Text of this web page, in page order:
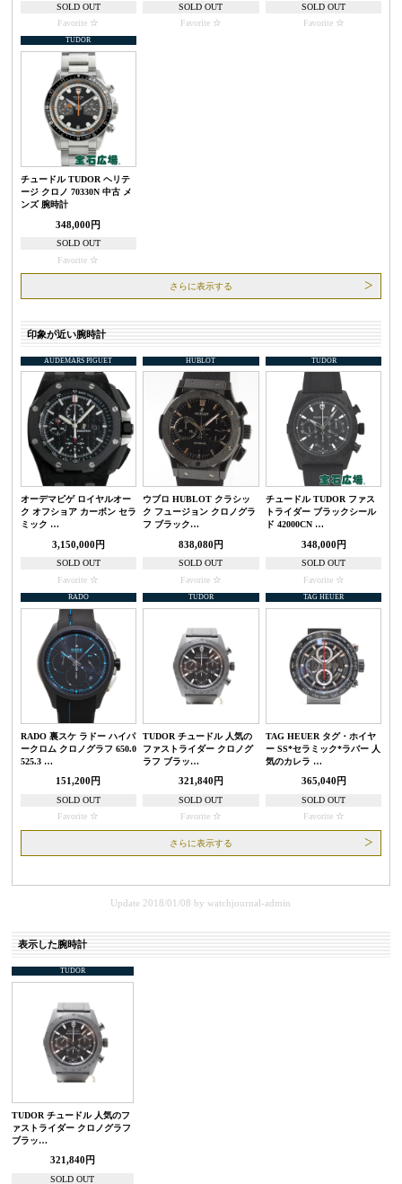
SOLD OUT
Favorite
SOLD OUT
Favorite
SOLD OUT
Favorite
TUDOR
チュードル TUDOR ヘリテ
ージ クロノ 70330N 中古 メ
ンズ 腕時計
348,000円
SOLD OUT
Favorite
さらに表示する
印象が近い腕時計
AUDEMARS PIGUET
オーデマピゲ ロイヤルオー
ク オフショア カーボン セラ
ミック …
3,150,000円
SOLD OUT
Favorite
HUBLOT
ウブロ HUBLOT クラシッ
ク フュージョン クロノグラ
フ ブラック…
838,080円
SOLD OUT
Favorite
TUDOR
チュードル TUDOR ファス
トライダー ブラックシール
ド 42000CN …
348,000円
SOLD OUT
Favorite
RADO
RADO 裏スケ ラドー ハイパ
ークロム クロノグラフ 650.0
525.3 …
151,200円
SOLD OUT
Favorite
TUDOR
TUDOR チュードル 人気の
ファストライダー クロノグ
ラフ ブラッ…
321,840円
SOLD OUT
Favorite
TAG HEUER
TAG HEUER タグ・ホイヤ
ー SS*セラミック*ラバー 人
気のカレラ …
365,040円
SOLD OUT
Favorite
さらに表示する
Update 2018/01/08 bywatchjournal-admin
表示した腕時計
TUDOR
TUDOR チュードル 人気のフ
ァストライダー クロノグラフ
ブラッ…
321,840円
SOLD OUT